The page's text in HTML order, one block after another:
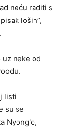
neću raditi s
loših”,
uz neke od
listi
su se
Nyong'o,